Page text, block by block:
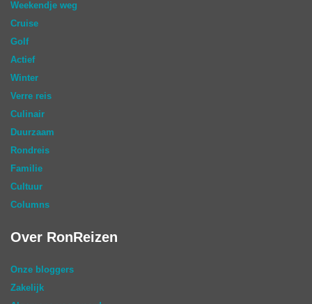
Weekendje weg
Cruise
Golf
Actief
Winter
Verre reis
Culinair
Duurzaam
Rondreis
Familie
Cultuur
Columns
Over RonReizen
Onze bloggers
Zakelijk